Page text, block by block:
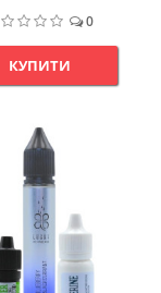
0
КУПИТИ